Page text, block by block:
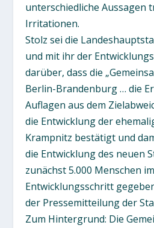
unterschiedliche Aussagen
Irritationen.
Stolz sei die
und mit ihr der
darüber, dass die
Berlin-Brandenburg … die
Auflagen aus dem
die Entwicklung der
Krampnitz bestätigt und
die Entwicklung des neuen
zunächst 5.000 Menschen
Entwicklungsschritt
der Pressemitteilung der
Zum Hintergrund: Die